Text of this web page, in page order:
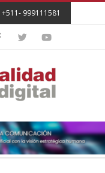
999111581